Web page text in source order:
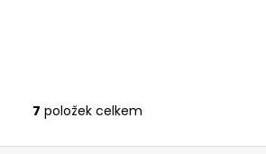
O
v
7 položek celkem